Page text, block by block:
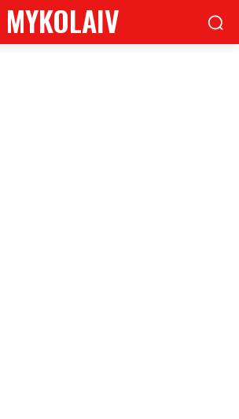
MYKOLAIV